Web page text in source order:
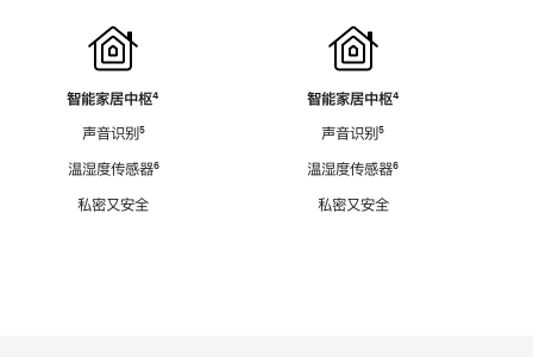
智能家居中枢脚
⁴
声音识别脚
⁵
温湿度传感器脚
⁶
私密又安全
智能家居中枢脚
⁴
声音识别脚
⁵
温湿度传感器脚
⁶
私密又安全